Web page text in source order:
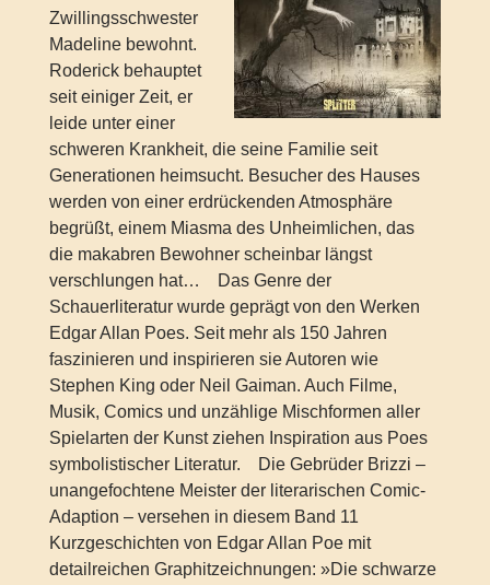
Zwillingsschwester
Madeline bewohnt.
Roderick behauptet
seit einiger Zeit, er
leide unter einer
schweren Krankheit, die seine Familie seit
Generationen heimsucht. Besucher des Hauses
werden von einer erdrückenden Atmosphäre
begrüßt, einem Miasma des Unheimlichen, das
die makabren Bewohner scheinbar längst
verschlungen hat… Das Genre der
Schauerliteratur wurde geprägt von den Werken
Edgar Allan Poes. Seit mehr als 150 Jahren
faszinieren und inspirieren sie Autoren wie
Stephen King oder Neil Gaiman. Auch Filme,
Musik, Comics und unzählige Mischformen aller
Spielarten der Kunst ziehen Inspiration aus Poes
symbolistischer Literatur. Die Gebrüder Brizzi –
unangefochtene Meister der literarischen Comic-
Adaption – versehen in diesem Band 11
Kurzgeschichten von Edgar Allan Poe mit
detailreichen Graphitzeichnungen: »Die schwarze